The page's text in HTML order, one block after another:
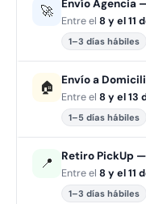
🚀 Envío Agencia
Entre el 8 y el 11
1–3 días hábiles
🏠 Envío a
Entre el 8 y el 13
1–5 días hábiles
📍 Retiro PickUp
Entre el 8 y el 11
1–3 días hábiles